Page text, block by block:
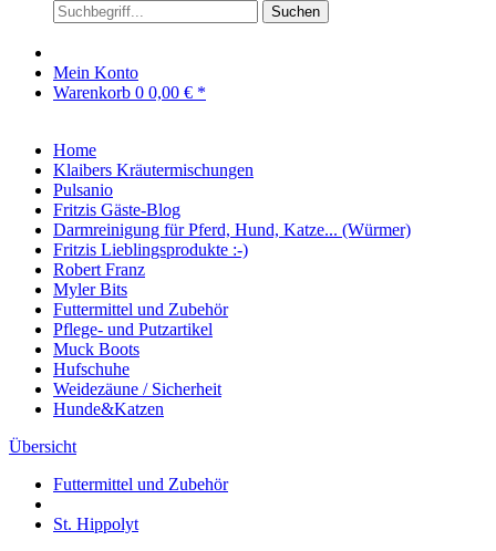
Suchen
Mein Konto
Warenkorb 0 0,00 € *
Home
Klaibers Kräutermischungen
Pulsanio
Fritzis Gäste-Blog
Darmreinigung für Pferd, Hund, Katze... (Würmer)
Fritzis Lieblingsprodukte :-)
Robert Franz
Myler Bits
Futtermittel und Zubehör
Pflege- und Putzartikel
Muck Boots
Hufschuhe
Weidezäune / Sicherheit
Hunde&Katzen
Übersicht
Futtermittel und Zubehör
St. Hippolyt